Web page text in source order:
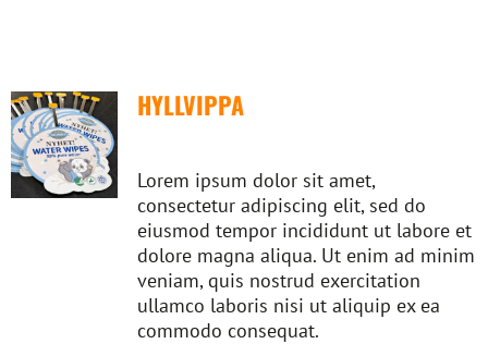
HYLLVIPPA
Lorem ipsum dolor sit amet,
consectetur adipiscing elit, sed do
eiusmod tempor incididunt ut labore et
dolore magna aliqua. Ut enim ad minim
veniam, quis nostrud exercitation
ullamco laboris nisi ut aliquip ex ea
commodo consequat.